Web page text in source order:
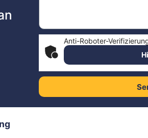
Anti-Roboter-